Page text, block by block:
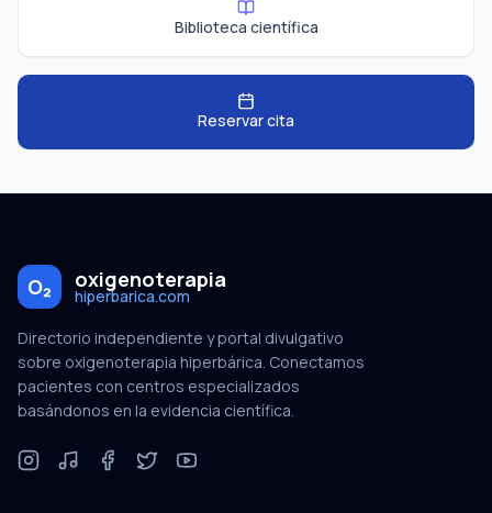
Biblioteca científica
Reservar cita
O₂ oxigenoterapia
hiperbarica.com
Directorio independiente y portal divulgativo
sobre oxigenoterapia hiperbárica. Conectamos
pacientes con centros especializados
basándonos en la evidencia científica.